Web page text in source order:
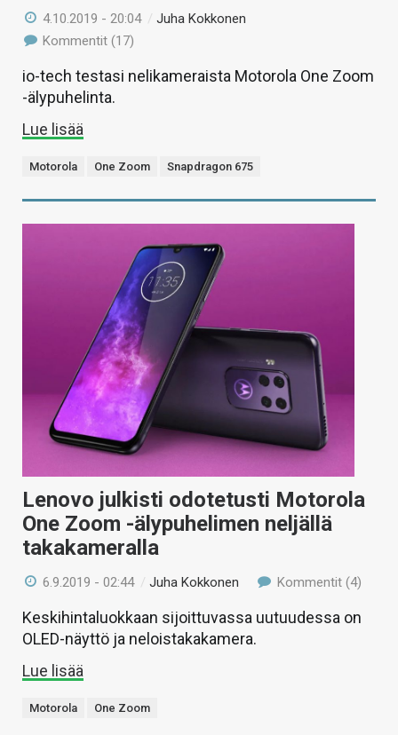
4.10.2019 - 20:04 /Juha Kokkonen
Kommentit (17)
io-tech testasi nelikameraista Motorola One Zoom
-älypuhelinta.
Lue lisää
Motorola One Zoom Snapdragon 675
Lenovo julkisti odotetusti Motorola
One Zoom -älypuhelimen neljällä
takakameralla
6.9.2019 - 02:44 /Juha Kokkonen Kommentit (4)
Keskihintaluokkaan sijoittuvassa uutuudessa on
OLED-näyttö ja neloistakakamera.
Lue lisää
Motorola One Zoom